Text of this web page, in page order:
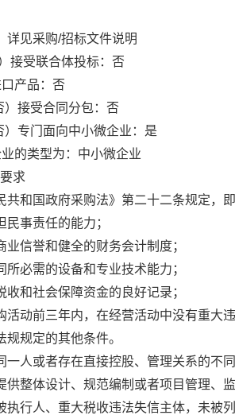
详见采购/招标文件说明
接受联合体投标： 否
产品： 否
接受合同分包： 否
专门面向中小微企业： 是
的类型为： 中小微企业
求
共和国政府采购法》第二十二条规定，
民事责任的能力；
业信誉和健全的财务会计制度；
所必需的设备和专业技术能力；
收和社会保障资金的良好记录；
活动前三年内，在经营活动中没有重大
规规定的其他条件。
一人或者存在直接控股、管理关系的不
供整体设计、规范编制或者项目管理、
执行人、重大税收违法失信主体，未被